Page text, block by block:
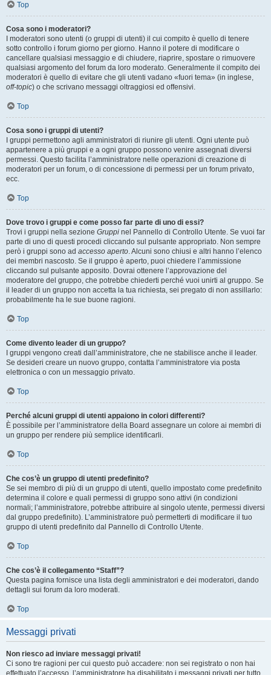
Top
Cosa sono i moderatori?
I moderatori sono utenti (o gruppi di utenti) il cui compito è quello di tenere
sotto controllo i forum giorno per giorno. Hanno il potere di modificare o
cancellare qualsiasi messaggio e di chiudere, riaprire, spostare o rimuovere
qualsiasi argomento del forum da loro moderato. Generalmente il compito dei
moderatori è quello di evitare che gli utenti vadano «fuori tema» (in inglese,
off-topic) o che scrivano messaggi oltraggiosi ed offensivi.
Top
Cosa sono i gruppi di utenti?
I gruppi permettono agli amministratori di riunire gli utenti. Ogni utente può
appartenere a più gruppi e a ogni gruppo possono venire assegnati diversi
permessi. Questo facilita l’amministratore nelle operazioni di creazione di
moderatori per un forum, o di concessione di permessi per un forum privato,
ecc.
Top
Dove trovo i gruppi e come posso far parte di uno di essi?
Trovi i gruppi nella sezione Gruppi nel Pannello di Controllo Utente. Se vuoi far
parte di uno di questi procedi cliccando sul pulsante appropriato. Non sempre
però i gruppi sono ad accesso aperto. Alcuni sono chiusi e altri hanno l’elenco
dei membri nascosto. Se il gruppo è aperto, puoi chiedere l’ammissione
cliccando sul pulsante apposito. Dovrai ottenere l’approvazione del
moderatore del gruppo, che potrebbe chiederti perché vuoi unirti al gruppo. Se
il leader di un gruppo non accetta la tua richiesta, sei pregato di non assillarlo:
probabilmente ha le sue buone ragioni.
Top
Come divento leader di un gruppo?
I gruppi vengono creati dall’amministratore, che ne stabilisce anche il leader.
Se desideri creare un nuovo gruppo, contatta l’amministratore via posta
elettronica o con un messaggio privato.
Top
Perché alcuni gruppi di utenti appaiono in colori differenti?
È possibile per l’amministratore della Board assegnare un colore ai membri di
un gruppo per rendere più semplice identificarli.
Top
Che cos’è un gruppo di utenti predefinito?
Se sei membro di più di un gruppo di utenti, quello impostato come predefinito
determina il colore e quali permessi di gruppo sono attivi (in condizioni
normali; l’amministratore, potrebbe attribuire al singolo utente, permessi diversi
dal gruppo predefinito). L’amministratore può permetterti di modificare il tuo
gruppo di utenti predefinito dal Pannello di Controllo Utente.
Top
Che cos’è il collegamento “Staff”?
Questa pagina fornisce una lista degli amministratori e dei moderatori, dando
dettagli sui forum da loro moderati.
Top
Messaggi privati
Non riesco ad inviare messaggi privati!
Ci sono tre ragioni per cui questo può accadere: non sei registrato o non hai
effettuato l’accesso, l’amministratore ha disabilitato i messaggi privati per tutto